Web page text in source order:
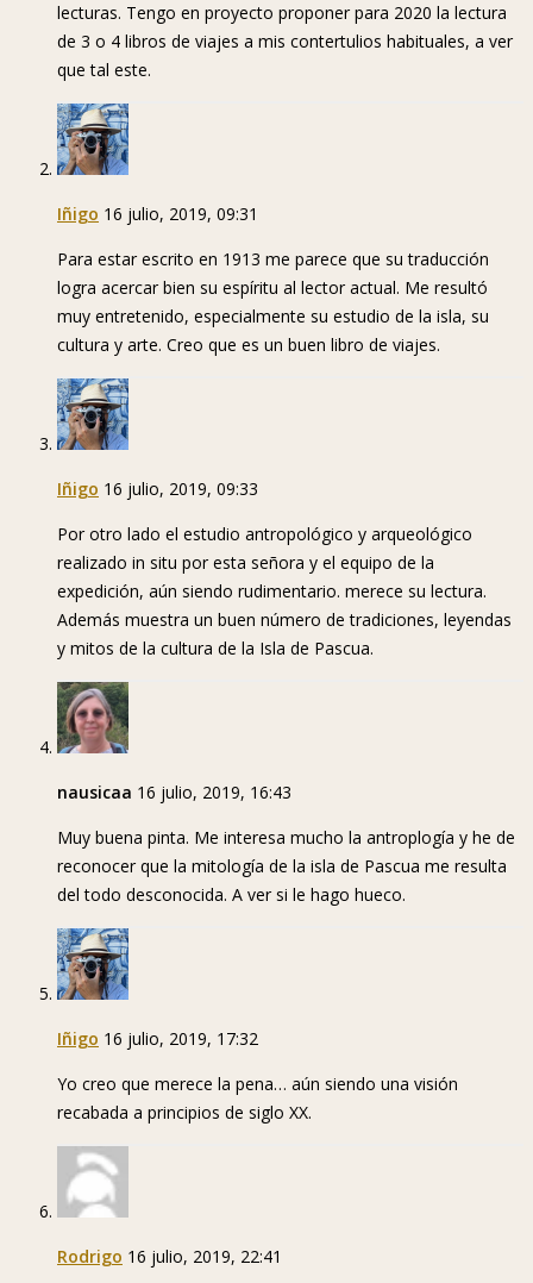
lecturas. Tengo en proyecto proponer para 2020 la lectura
de 3 o 4 libros de viajes a mis contertulios habituales, a ver
que tal este.
Iñigo 16 julio, 2019, 09:31
Para estar escrito en 1913 me parece que su traducción
logra acercar bien su espíritu al lector actual. Me resultó
muy entretenido, especialmente su estudio de la isla, su
cultura y arte. Creo que es un buen libro de viajes.
Iñigo 16 julio, 2019, 09:33
Por otro lado el estudio antropológico y arqueológico
realizado in situ por esta señora y el equipo de la
expedición, aún siendo rudimentario. merece su lectura.
Además muestra un buen número de tradiciones, leyendas
y mitos de la cultura de la Isla de Pascua.
nausicaa 16 julio, 2019, 16:43
Muy buena pinta. Me interesa mucho la antroplogía y he de
reconocer que la mitología de la isla de Pascua me resulta
del todo desconocida. A ver si le hago hueco.
Iñigo 16 julio, 2019, 17:32
Yo creo que merece la pena… aún siendo una visión
recabada a principios de siglo XX.
Rodrigo 16 julio, 2019, 22:41